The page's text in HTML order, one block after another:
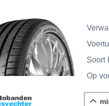
Soort
Op